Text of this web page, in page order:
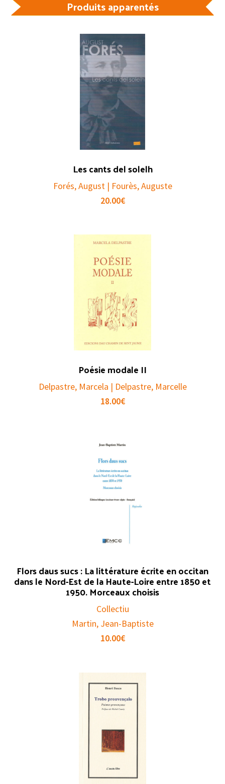
Produits apparentés
Les cants del solelh
Forés, August | Fourès, Auguste
20.00€
Poésie modale II
Delpastre, Marcela | Delpastre, Marcelle
18.00€
Flors daus sucs : La littérature écrite en occitan
dans le Nord-Est de la Haute-Loire entre 1850 et
1950. Morceaux choisis
Collectiu
Martin, Jean-Baptiste
10.00€